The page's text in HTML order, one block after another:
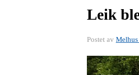
Leik
Postet av